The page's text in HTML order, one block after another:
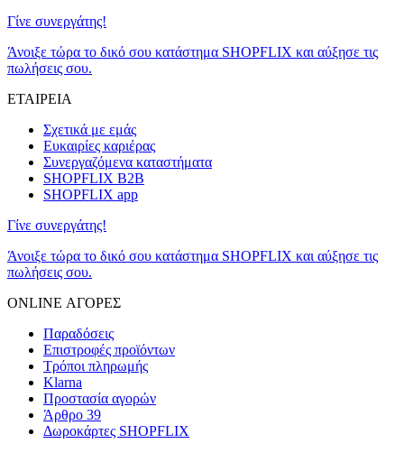
Γίνε συνεργάτης!
Άνοιξε τώρα το δικό σου κατάστημα SHOPFLIX και αύξησε τις
πωλήσεις σου.
ΕΤΑΙΡΕΙΑ
Σχετικά με εμάς
Ευκαιρίες καριέρας
Συνεργαζόμενα καταστήματα
SHOPFLIX B2B
SHOPFLIX app
Γίνε συνεργάτης!
Άνοιξε τώρα το δικό σου κατάστημα SHOPFLIX και αύξησε τις
πωλήσεις σου.
ONLINE ΑΓΟΡΕΣ
Παραδόσεις
Επιστροφές προϊόντων
Τρόποι πληρωμής
Klarna
Προστασία αγορών
Άρθρο 39
Δωροκάρτες SHOPFLIX